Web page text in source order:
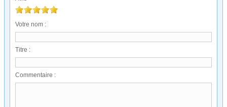
Votre nom :
Titre :
Commentaire :